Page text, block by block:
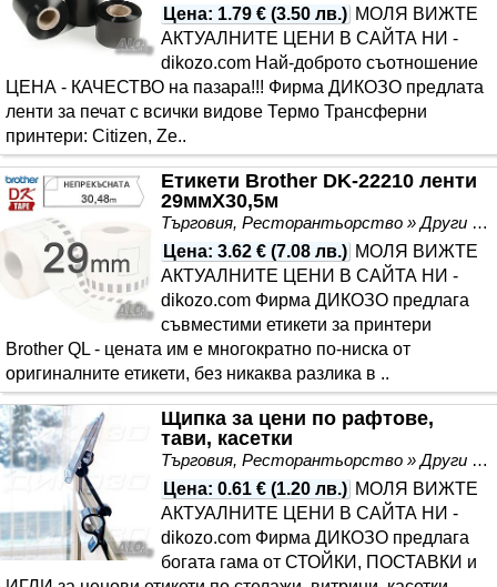
Цена: 1.79 € (3.50 лв.) МОЛЯ ВИЖТЕ
АКТУАЛНИТЕ ЦЕНИ В САЙТА НИ -
dikozo.com Най-доброто съотношение
ЦЕНА - КАЧЕСТВО на пазара!!! Фирма ДИКОЗО предлата
ленти за печат с всички видове Термо Трансферни
принтери: Citizen, Ze..
Етикети Brother DK-22210 ленти
29ммХ30,5м
Търговия, Ресторантьорство » Други
Цена: 3.62 € (7.08 лв.) МОЛЯ ВИЖТЕ
АКТУАЛНИТЕ ЦЕНИ В САЙТА НИ -
dikozo.com Фирма ДИКОЗО предлага
съвместими етикети за принтери
Brother QL - цената им е многократно по-ниска от
оригиналните етикети, без никаква разлика в ..
Щипка за цени по рафтове,
тави, касетки
Търговия, Ресторантьорство » Други
Цена: 0.61 € (1.20 лв.) МОЛЯ ВИЖТЕ
АКТУАЛНИТЕ ЦЕНИ В САЙТА НИ -
dikozo.com Фирма ДИКОЗО предлага
богата гама от СТОЙКИ, ПОСТАВКИ и